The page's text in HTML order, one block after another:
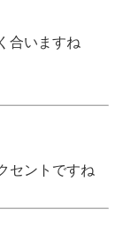
合いますね
セントですね